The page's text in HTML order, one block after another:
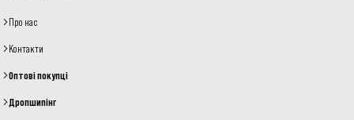
Про нас
Контакти
Оптові покупці
Дропшипінг